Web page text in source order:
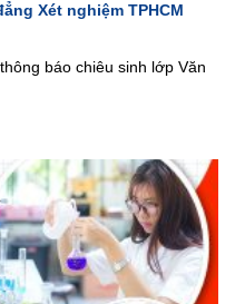
Xét nghiệm TPHCM
báo chiêu sinh lớp Văn